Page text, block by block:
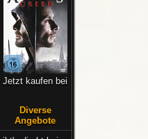
Jetzt kaufen bei
Diverse
Angebote